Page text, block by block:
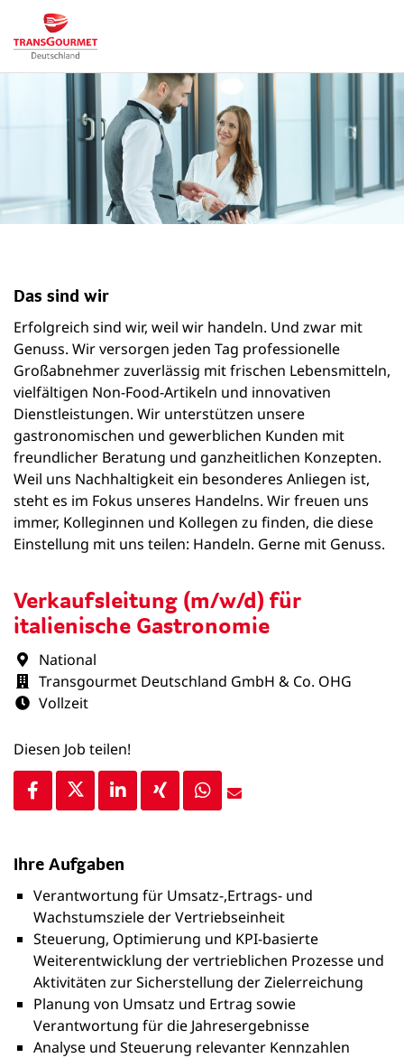
Verkaufsleitung (m/w/d) für
italienische Gastronomie
National
Transgourmet Deutschland GmbH & Co. OHG
Vollzeit
Diesen Job teilen!
Das sind wir
Erfolgreich sind wir, weil wir handeln. Und zwar mit
Genuss. Wir versorgen jeden Tag professionelle
Großabnehmer zuverlässig mit frischen Lebensmitteln,
vielfältigen Non-Food-Artikeln und innovativen
Dienstleistungen. Wir unterstützen unsere
gastronomischen und gewerblichen Kunden mit
freundlicher Beratung und ganzheitlichen Konzepten.
Weil uns Nachhaltigkeit ein besonderes Anliegen ist,
steht es im Fokus unseres Handelns. Wir freuen uns
immer, Kolleginnen und Kollegen zu finden, die diese
Einstellung mit uns teilen: Handeln. Gerne mit Genuss.
Ihre Aufgaben
Verantwortung für Umsatz-,Ertrags- und
Wachstumsziele der Vertriebseinheit
Steuerung, Optimierung und KPI-basierte
Weiterentwicklung der vertrieblichen Prozesse und
Aktivitäten zur Sicherstellung der Zielerreichung
Planung von Umsatz und Ertrag sowie
Verantwortung für die Jahresergebnisse
Analyse und Steuerung relevanter Kennzahlen